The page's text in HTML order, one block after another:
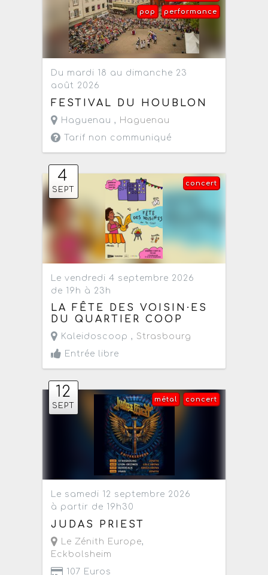
performance
pop
Du mardi 18 au dimanche 23
août 2026
FESTIVAL DU HOUBLON
Haguenau , Haguenau
Tarif non communiqué
4
SEPT
concert
Le vendredi 4 septembre 2026
de 19h à 23h
LA FÊTE DES VOISIN·ES
DU QUARTIER COOP
Kaleidoscoop , Strasbourg
Entrée libre
12
SEPT
concert
métal
Le samedi 12 septembre 2026
à partir de 19h30
JUDAS PRIEST
Le Zénith Europe,
Eckbolsheim
107 Euros